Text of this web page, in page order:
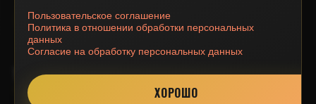
Пользовательское соглашение
Политика в отношении обработки персональных
данных
Согласие на обработку персональных данных
ХОРОШО
УСЛУГИ